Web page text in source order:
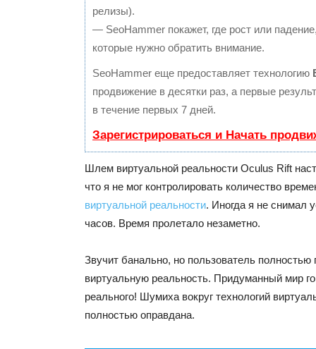
релизы).
— SeoHammer покажет, где рост или
которые нужно обратить внимание.
SeoHammer еще предоставляет технологию
продвижение в десятки раз, а первые
в течение первых 7 дней.
Зарегистрироваться и Начать
Шлем виртуальной реальности Oculus Rift
что я не мог контролировать количество
виртуальной реальности. Иногда я не снимал
часов. Время пролетало незаметно.
Звучит банально, но пользователь полностью
виртуальную реальность. Придуманный мир
реального! Шумиха вокруг технологий
полностью оправдана.